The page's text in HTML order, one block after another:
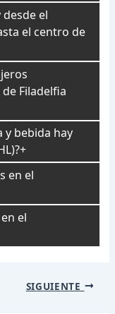
el
el centro de
Filadelfia
y bebida hay
en el
el
SIGUIENTE